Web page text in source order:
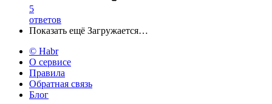
5
ответов
Показать ещё Загружается…
© Habr
О сервисе
Правила
Обратная связь
Блог